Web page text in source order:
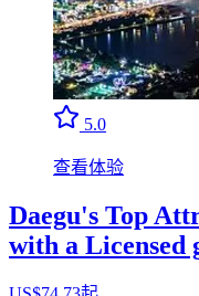
5.0
查看体验
Daegu's Top
with a Licensed